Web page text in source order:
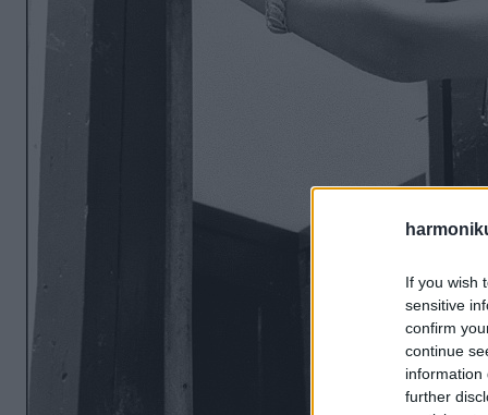
If you wish
sensitive
confirm
continue
information
further